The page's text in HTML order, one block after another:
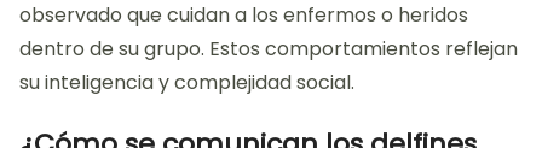
observado que cuidan a los enfermos o heridos
dentro de su grupo. Estos comportamientos reflejan
su inteligencia y complejidad social.